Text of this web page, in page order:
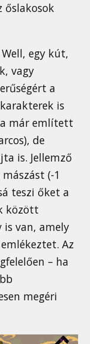
őslakosok
egy kút,
vagy
a
is
már említett
de
is. Jellemző
(-1
teszi őket a
között
is van, amely
Az
– ha
megéri